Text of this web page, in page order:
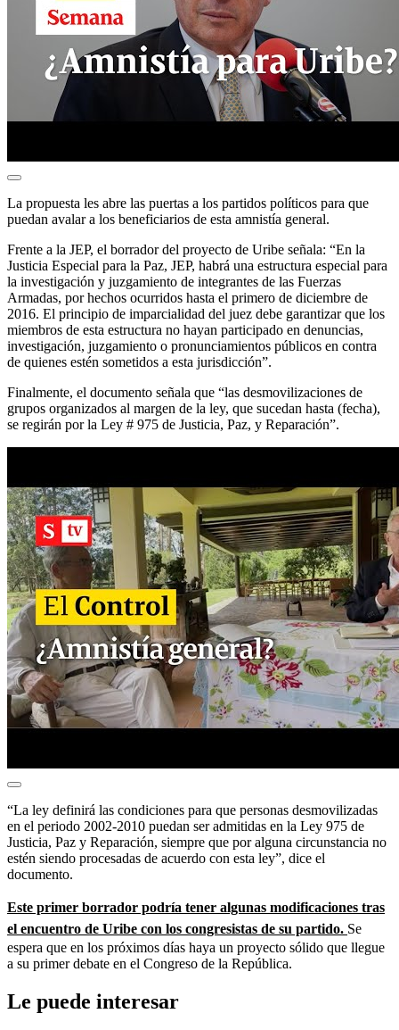
La propuesta les abre las puertas a los partidos políticos para que
puedan avalar a los beneficiarios de esta amnistía general.
Frente a la JEP, el borrador del proyecto de Uribe señala: “En la
Justicia Especial para la Paz, JEP, habrá una estructura especial para
la investigación y juzgamiento de integrantes de las Fuerzas
Armadas, por hechos ocurridos hasta el primero de diciembre de
2016. El principio de imparcialidad del juez debe garantizar que los
miembros de esta estructura no hayan participado en denuncias,
investigación, juzgamiento o pronunciamientos públicos en contra
de quienes estén sometidos a esta jurisdicción”.
Finalmente, el documento señala que “las desmovilizaciones de
grupos organizados al margen de la ley, que sucedan hasta (fecha),
se regirán por la Ley # 975 de Justicia, Paz, y Reparación”.
“La ley definirá las condiciones para que personas desmovilizadas
en el periodo 2002-2010 puedan ser admitidas en la Ley 975 de
Justicia, Paz y Reparación, siempre que por alguna circunstancia no
estén siendo procesadas de acuerdo con esta ley”, dice el
documento.
Este primer borrador podría tener algunas modificaciones tras
el encuentro de Uribe con los congresistas de su partido. Se
espera que en los próximos días haya un proyecto sólido que llegue
a su primer debate en el Congreso de la República.
Le puede interesar